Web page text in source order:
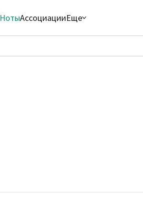
НотыАссоциацииЕще